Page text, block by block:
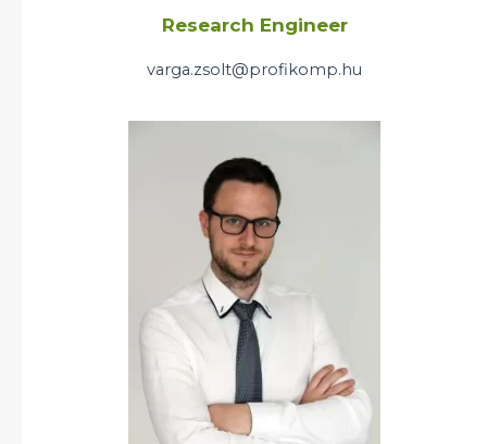
Research Engineer
varga.zsolt@profikomp.hu